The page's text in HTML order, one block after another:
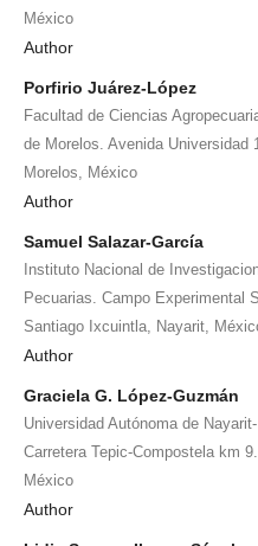
México
Author
Porfirio Juárez-López
Facultad de Ciencias
de Morelos. Avenida Universidad
Morelos, México
Author
Samuel Salazar-García
Instituto Nacional de
Pecuarias. Campo Experimental
Santiago Ixcuintla, Nayarit,
Author
Graciela G. López-Guzmán
Universidad Autónoma de
Carretera Tepic-Compostela km
México
Author